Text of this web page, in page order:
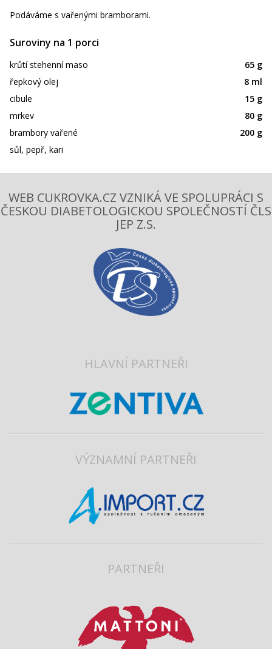
Podáváme s vařenými bramborami.
Suroviny na 1 porci
krůtí stehenní maso
65 g
řepkový olej
8 ml
cibule
15 g
mrkev
80 g
brambory vařené
200 g
sůl, pepř, kari
WEB CUKROVKA.CZ VZNIKÁ VE SPOLUPRÁCI S
ČESKOU DIABETOLOGICKOU SPOLEČNOSTÍ ČLS
JEP Z.S.
HLAVNÍ PARTNEŘI
VÝZNAMNÍ PARTNEŘI
PARTNEŘI